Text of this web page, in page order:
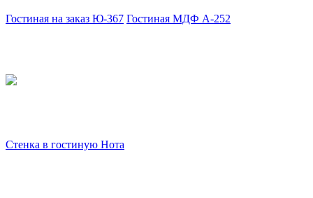
Гостиная на заказ Ю-367 Гостиная МДФ А-252
Стенка в гостиную Нота